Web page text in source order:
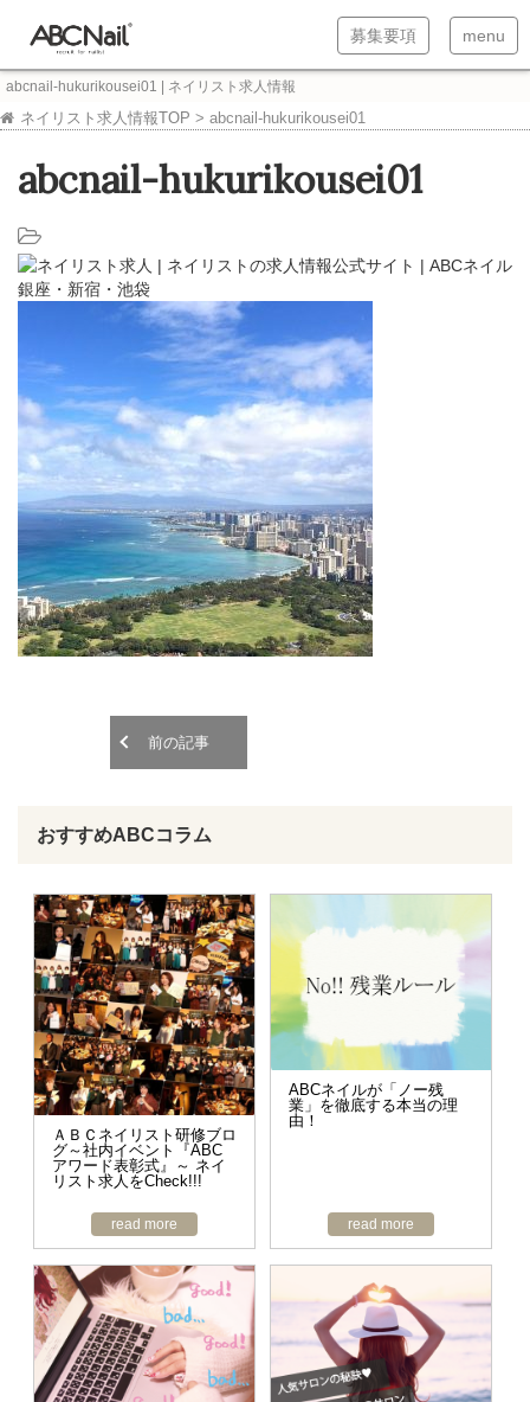
T
o
l
a
o
n
募集要項
T
o
menu
abcnail-hukurikousei01 | ネイリスト求人情報
ネイリスト求人情報TOP > abcnail-hukurikousei01
abcnail-hukurikousei01
前の記事
おすすめABCコラム
ＡＢＣネイリスト研修ブロ
グ～社内イベント『ABC
アワード表彰式』～ ネイ
リスト求人をCheck!!!
read more
ABCネイルが「ノー残
業」を徹底する本当の理
由！
read more